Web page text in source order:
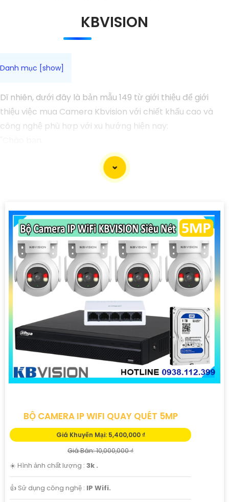
KBVISION
Dĩ nhiên, dưới đây là bản mẫu 149 từ giới thiệu để giới
thiệu việc mua Camera Kbvision với chiết khấu cao và
công nghệ phù hợp với xu hướng hiện nay:
Bạn đang tìm kiếm Camera an ninh chất lượng cao với
chiết khấu hấp dẫn? Hãy cân nhắc đến Camera Kbvision
- dòng sản phẩm chất lượng hàng đầu với công nghệ
Camera Kbvision không chỉ cung cấp hình ảnh sắc nét,
chất lượng mà còn có nhiều tính năng thông minh như
hồng ngoại, cảm biến chuyển động, và khả năng kết nối
mạng linh hoạt.
Đặt mua ngay hôm nay để hưởng chiết khấu cao và bảo
vệ ngôi nhà, cửa hàng hoặc văn phòng của bạn một
cách hiệu quả.
Hãy liên hệ với chúng tôi để được tư vấn chi tiết và giúp
bạn lựa chọn Camera Kbvision phù hợp nhất với nhu cầu
của bạn!
Trân trọng,"
Hy vọng bạn sẽ hài lòng với bản mẫu này. Nếu bạn cần
thêm sự điều chỉnh hoặc hỗ trợ khác, đừng ngần ngại để
BỘ CAMERA IP WIFI QUAY QUÉT 5MP
Giá Khuyến Mại: 5,400,000 ₫
Giá Bán: 10,000,000 ₫
☀️ Hình ảnh chất lượng : 3k .
👍 Sử dụng công nghệ : IP Wifi.